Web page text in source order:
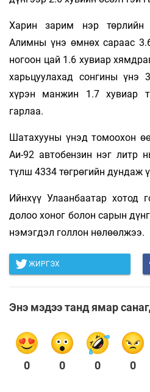
Харин зарим нэр төрлийн
Алимны үнэ өмнөх сараас
ногоон цай 1.6 хувиар
харьцуулахад сонгины үнэ
хүрэн манжин 1.7 хувиар
гарлаа.
Шатахууны үнэд томоохон
Аи-92 автобензин нэг литр
түлш 4334 төгрөгийн дундаж
Ийнхүү Улаанбаатар хотод
долоо хоног болон сарын
нэмэгдэл голлон нөлөөлжээ.
ЖИРГЭХ
Энэ мэдээ танд ямар
0 0 0 0